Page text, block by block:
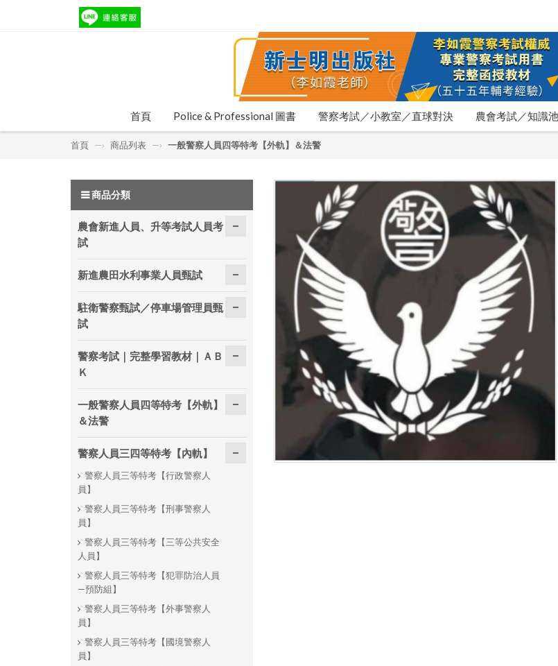
首頁 Police & Professional 圖書 警察考試／小教室／直球對決 農會考試／知識
首頁 —› 商品列表 —› 一般警察人員四等特考【外軌】＆法警
商品分類
農會新進人員、升等考試人員考
試
新進農田水利事業人員甄試
駐衛警察甄試／停車場管理員甄
試
警察考試｜完整學習教材｜ＡＢ
Ｋ
一般警察人員四等特考【外軌】
＆法警
警察人員三四等特考【內軌】
警察人員三等特考【行政警察人
員】
警察人員三等特考【刑事警察人
員】
警察人員三等特考【三等公共安全
人員】
警察人員三等特考【犯罪防治人員
—預防組】
警察人員三等特考【外事警察人
員】
警察人員三等特考【國境警察人
員】